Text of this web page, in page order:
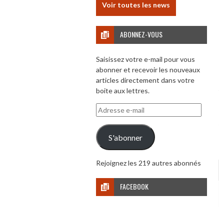
Voir toutes les news
ABONNEZ-VOUS
Saisissez votre e-mail pour vous
abonner et recevoir les nouveaux
articles directement dans votre
boite aux lettres.
Adresse
e-
mail
S'abonner
Rejoignez les 219 autres abonnés
FACEBOOK